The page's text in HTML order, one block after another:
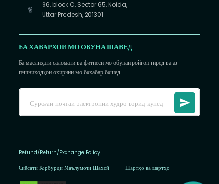
96, block C, Sector 65, Noida,
Uttar Pradesh, 201301
БА ХАБАРХОИ МО ОБУНА ШАВЕД
Ба маслиҳати саломатӣ ва фитнеси мо обунаи ройгон гиред ва аз
пешниҳодҳои охирини мо бохабар бошед
Refund/Return/Exchange Policy
Сиёсати Корбурди Маълумоти Шахсӣ | Шартҳо ва шартҳо